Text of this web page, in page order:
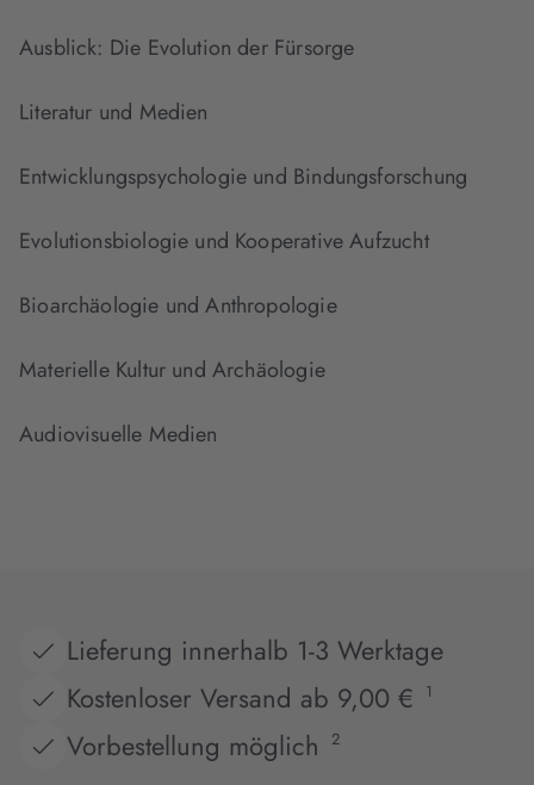
Ausblick: Die Evolution der Fürsorge
Literatur und Medien
Entwicklungspsychologie und Bindungsforschung
Evolutionsbiologie und Kooperative Aufzucht
Bioarchäologie und Anthropologie
Materielle Kultur und Archäologie
Audiovisuelle Medien
Lieferung innerhalb 1-3 Werktage
Kostenloser Versand ab 9,00 €
1
Vorbestellung möglich 2